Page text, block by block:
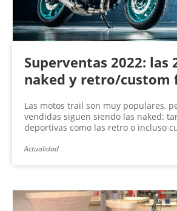
Superventas 2022: las
naked y retro/custom
Las motos trail son muy populares,
vendidas siguen siendo las naked:
deportivas como las retro o incluso
Actualidad